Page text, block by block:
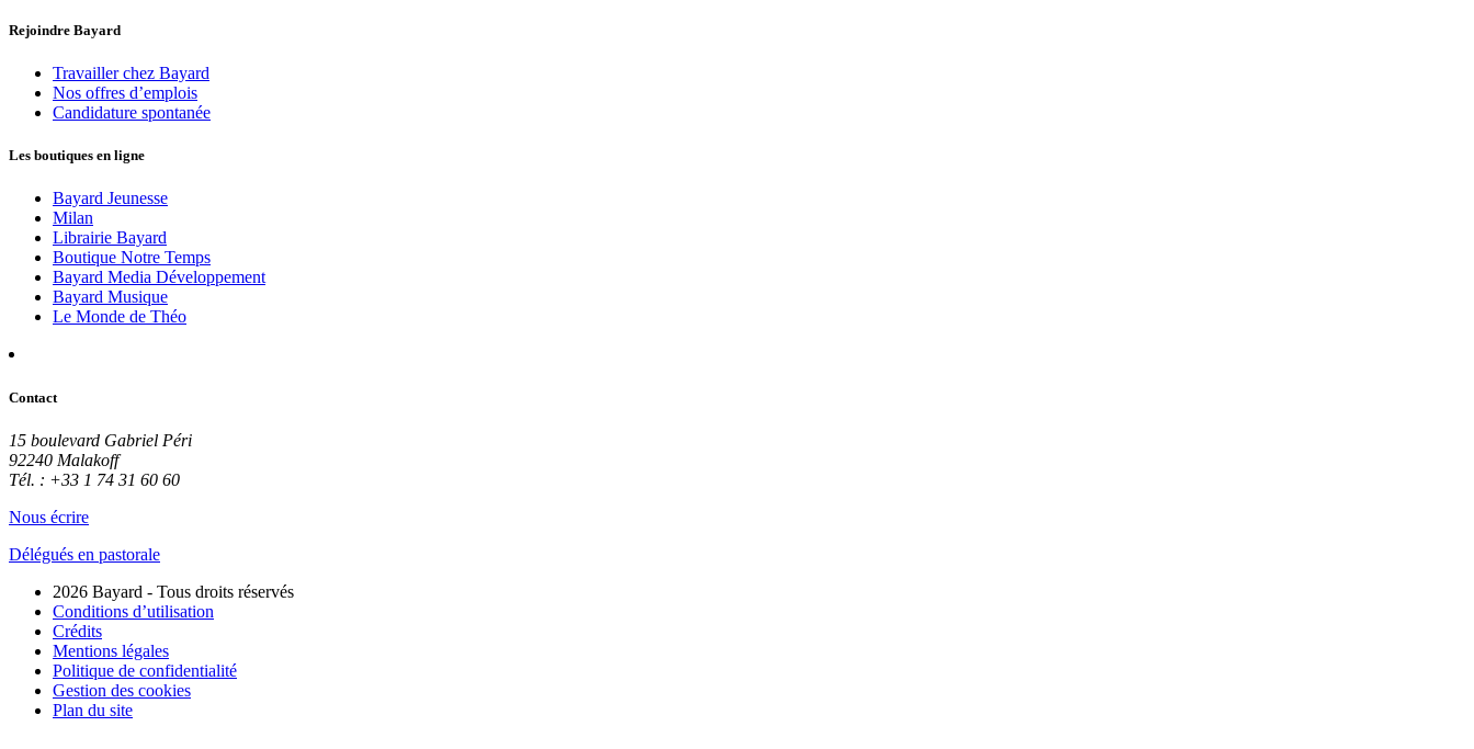
Rejoindre Bayard
Travailler chez Bayard
Nos offres d’emplois
Candidature spontanée
Les boutiques en ligne
Bayard Jeunesse
Milan
Librairie Bayard
Boutique Notre Temps
Bayard Media Développement
Bayard Musique
Le Monde de Théo
Contact
15 boulevard Gabriel Péri
92240 Malakoff
Tél. : +33 1 74 31 60 60
Nous écrire
Délégués en pastorale
2026 Bayard - Tous droits réservés
Conditions d’utilisation
Crédits
Mentions légales
Politique de confidentialité
Gestion des cookies
Plan du site